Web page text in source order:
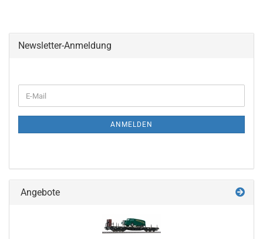
Newsletter-Anmeldung
ZUR
E-
Mail
ANMELDEN
Angebote